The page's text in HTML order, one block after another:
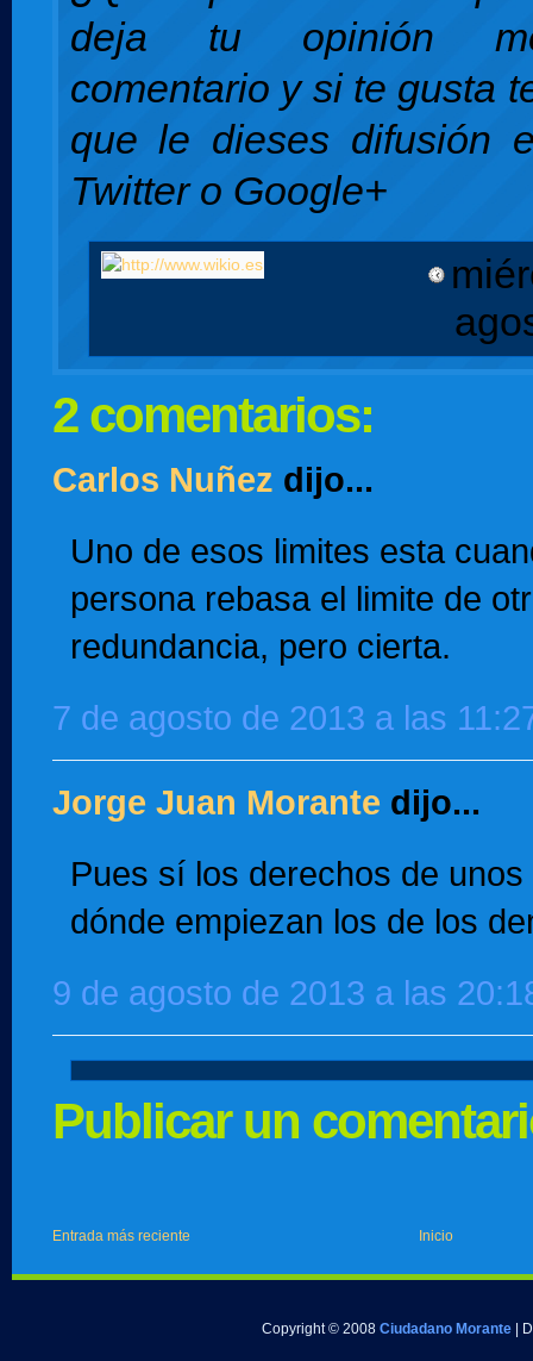
deja tu opinión
comentario y si te gusta
que le dieses difusión
Twitter o Google+
2 comentarios:
Carlos Nuñez dijo...
Uno de esos limites esta
persona rebasa el limite de
redundancia, pero cierta.
7 de agosto de 2013 a las
Jorge Juan Morante dijo...
Pues sí los derechos de unos
dónde empiezan los de los
9 de agosto de 2013 a las
Publicar un
Entrada más reciente Inicio
Copyright © 2008 Ciudadano Morante |